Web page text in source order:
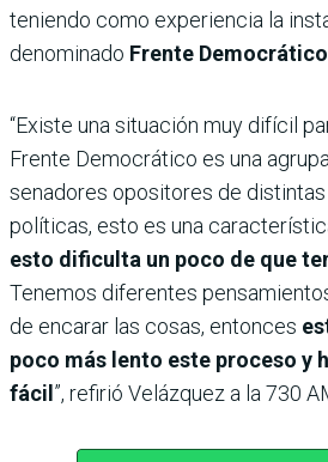
teniendo como experiencia la
denominado Frente
“Existe una situación muy difícil
Frente Democrático es una
senadores opositores de
políticas, esto es una
esto dificulta un poco de que
Tenemos diferentes
de encarar las cosas, entonces
poco más lento este proceso y
fácil ”, refirió Velázquez a la 730